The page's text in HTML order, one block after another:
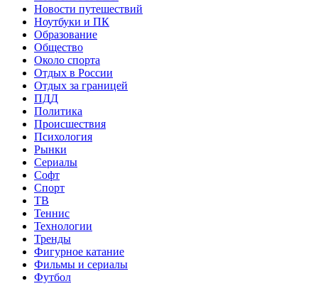
Новости путешествий
Ноутбуки и ПК
Образование
Общество
Около спорта
Отдых в России
Отдых за границей
ПДД
Политика
Происшествия
Психология
Рынки
Сериалы
Софт
Спорт
ТВ
Теннис
Технологии
Тренды
Фигурное катание
Фильмы и сериалы
Футбол